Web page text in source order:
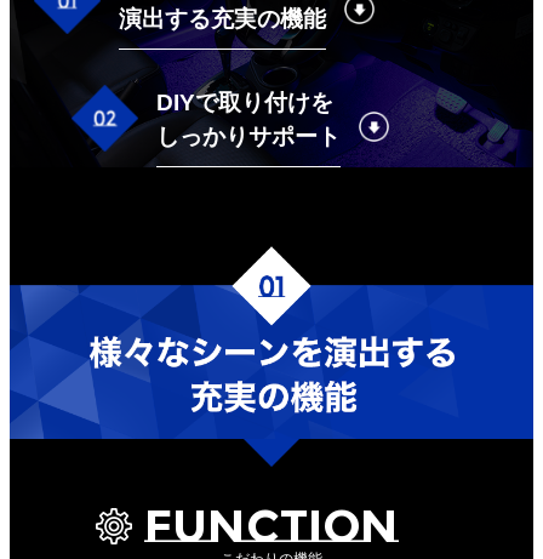
演出する充実の機能
DIYで取り付けを
しっかりサポート
FUNCTION